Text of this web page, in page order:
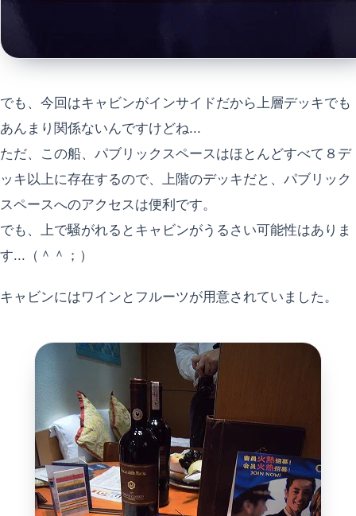
でも、今回はキャビンがインサイドだから上層デッキでも
あんまり関係ないんですけどね...
ただ、この船、パブリックスペースはほとんどすべて８デ
ッキ以上に存在するので、上階のデッキだと、パブリック
スペースへのアクセスは便利です。
でも、上で騒がれるとキャビンがうるさい可能性はありま
す...（＾＾；）
キャビンにはワインとフルーツが用意されていました。